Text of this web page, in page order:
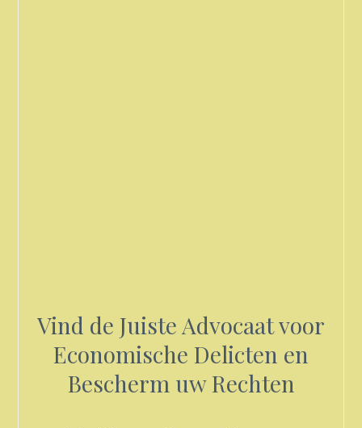
Vind de Juiste Advocaat voor
Economische Delicten en
Bescherm uw Rechten